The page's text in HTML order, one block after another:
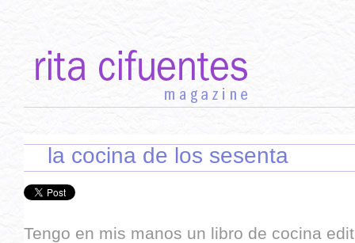
la cocina de los sesenta
Tengo en mis manos un libro de cocina